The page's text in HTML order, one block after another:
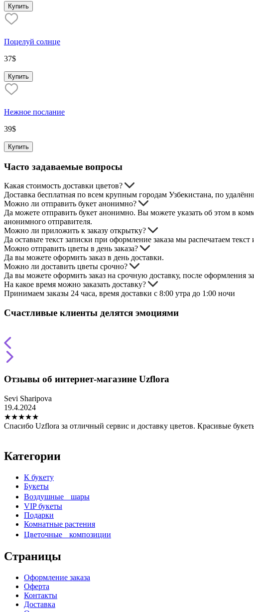
Купить
Поцелуй солнце
37$
Купить
Нежное послание
39$
Купить
Часто задаваемые вопросы
Какая стоимость доставки цветов?
Доставка бесплатная по всем крупным городам Узбекистана, по
Можно ли отправить букет анонимно?
Да можете отправить букет анонимно. Вы можете указать об этом в
анонимного отправителя.
Можно ли приложить к заказу открытку?
Да оставьте текст записки при оформление заказа мы распечатаем
Можно отправить цветы в день заказа?
Да вы можете оформить заказ в день доставки.
Можно ли доставить цветы срочно?
Да вы можете оформить заказ на срочную доставку, после оформления
На какое время можно заказать доставку?
Принимаем заказы 24 часа, время доставки с 8:00 утра до 1:00 ночи
Счастливые клиенты делятся эмоциями
Отзывы об интернет-магазине Uzflora
Sevi Sharipova
19.4.2024
★★★★★
Спасибо Uzflora за отличный сервис и доставку цветов. Красивые
Категории
К букету
Букеты
Воздушные шары
VIP букеты
Подарки
Комнатные растения
Цветочные композиции
Страницы
Оформление заказа
Оферта
Контакты
Доставка